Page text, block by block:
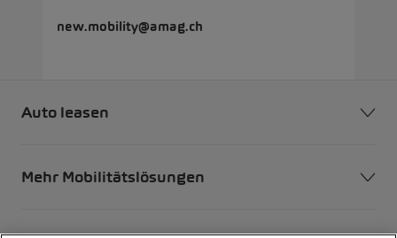
new.mobility@amag.ch
Auto leasen
Mehr Mobilitätslösungen